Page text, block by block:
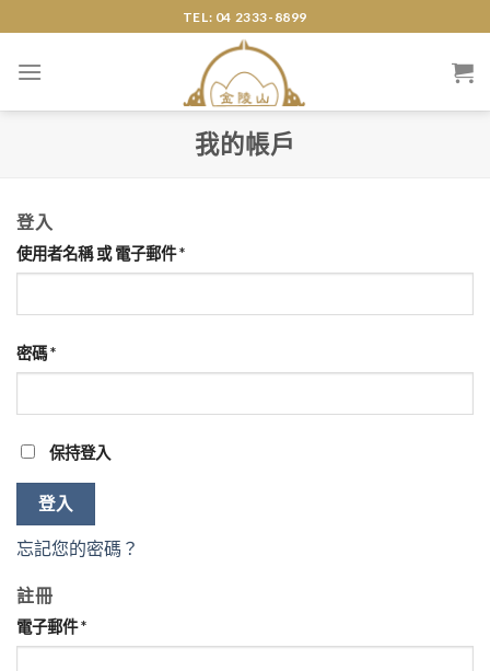
to
content
TEL: 04 2333-8899
我的帳戶
登入
使用者名稱 或 電子郵件*
密碼*
保持登入
登入
忘記您的密碼？
註冊
電子郵件*